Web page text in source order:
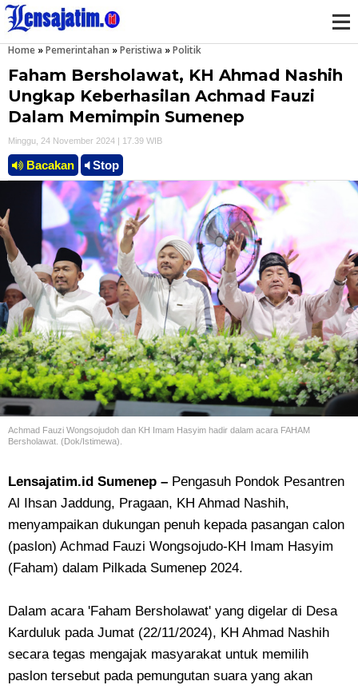
Home »Pemerintahan »Peristiwa »Politik
Faham Bersholawat, KH Ahmad Nashih
Ungkap Keberhasilan Achmad Fauzi
Dalam Memimpin Sumenep
Minggu, 24 November 2024 | 17.39 WIB
Bacakan Stop
Achmad Fauzi Wongsojudoh dan KH Imam Hasyim hadir dalam acara FAHAM
Bersholawat. (Dok/Istimewa).
Lensajatim.id Sumenep – Pengasuh Pondok Pesantren
Al Ihsan Jaddung, Pragaan, KH Ahmad Nashih,
menyampaikan dukungan penuh kepada pasangan calon
(paslon) Achmad Fauzi Wongsojudo-KH Imam Hasyim
(Faham) dalam Pilkada Sumenep 2024.
Dalam acara 'Faham Bersholawat' yang digelar di Desa
Karduluk pada Jumat (22/11/2024), KH Ahmad Nashih
secara tegas mengajak masyarakat untuk memilih
paslon tersebut pada pemungutan suara yang akan